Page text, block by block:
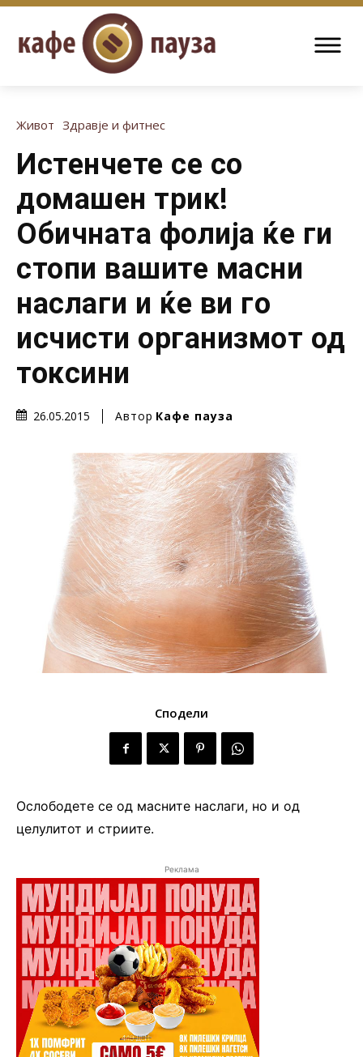
Живот Здравје и фитнес
Истенчете се со
домашен трик!
Обичната фолија ќе ги
стопи вашите масни
наслаги и ќе ви го
исчисти организмот од
токсини
26.05.2015 Автор Кафе пауза
Сподели
Ослободете се од масните наслаги, но и од
целулитот и стриите.
Реклама